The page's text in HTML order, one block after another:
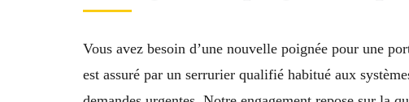
Vous avez besoin d’une nouvelle poignée pour une
est assuré par un serrurier qualifié habitué aux